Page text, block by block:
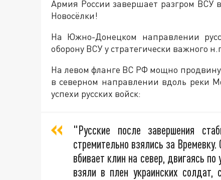
Армия России завершает разгром ВСУ
Новосёлки!
На Южно-Донецком направлении
оборону ВСУ у стратегически важного
На левом фланге ВС РФ мощно
в северном направлении вдоль реки
успехи русских войск:
"Русские после завершения
стремительно взялись за
вбивает клин на север, двигаясь
взяли в плен украинских солдат,